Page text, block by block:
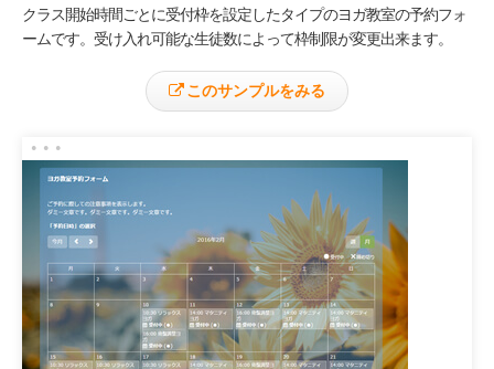
クラス開始時間ごとに受付枠を設定したタイプのヨガ教室の予約フォ
ームです。受け入れ可能な生徒数によって枠制限が変更出来ます。
このサンプルをみる